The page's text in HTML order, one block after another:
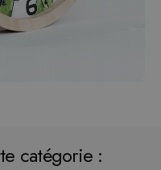
catégorie :